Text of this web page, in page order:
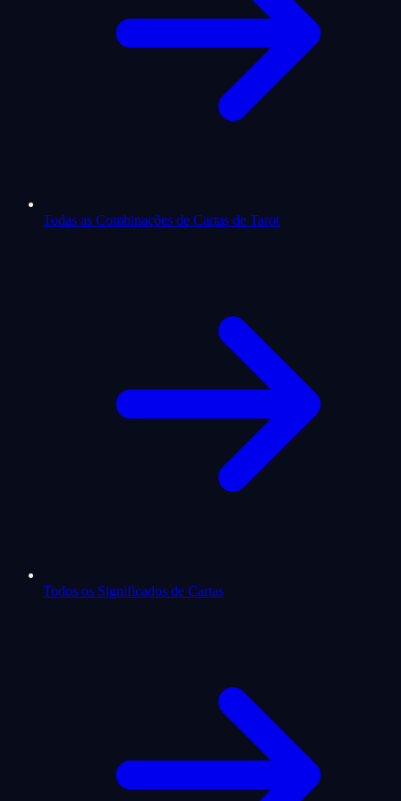
Todas as Combinações de Cartas de Tarot
Todos os Significados de Cartas